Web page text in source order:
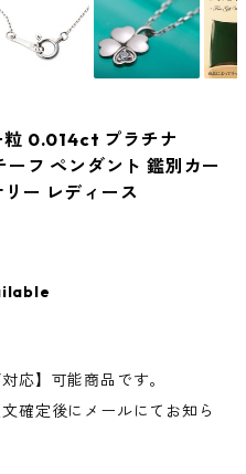
粒 0.014ct プラチナ
フ ペンダント 鑑別カー
ー レディース
応】可能商品です。
確定後にメールにてお知ら